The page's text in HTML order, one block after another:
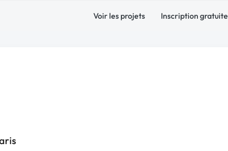
Voir les projets Inscription gratuite